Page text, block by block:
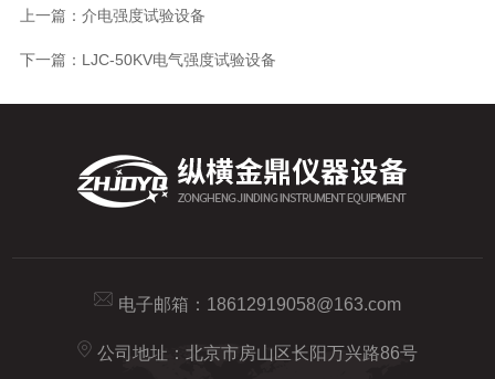
上一篇： 介电强度试验设备
下一篇： LJC-50KV电气强度试验设备
电子邮箱： 18612919058@163.com
公司地址：北京市房山区长阳万兴路86号